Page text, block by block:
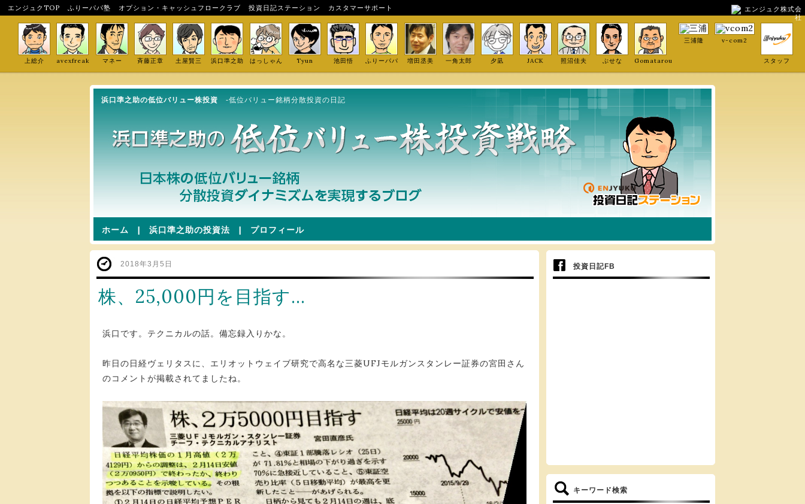
エンジュクTOP ふりーパパ塾 オプション・キャッシュフロークラブ 投資日記ステーション カスタマーサポート
エンジュク株式会
社
上総介 avexfreak マネー 斉藤正章 土屋賢三 浜口準之助 はっしゃん Tyun 池田悟 ふりーパパ 増田丞美 一角太郎 夕凪 JACK 照沼佳夫 ぶせな Gomatarou
三浦隆 v-com2
スタッフ
浜口準之助の低位バリュー株投資 -低位バリュー銘柄分散投資の日記
ホーム | 浜口準之助の投資法 | プロフィール
2018年3月5日
株、25,000円を目指す…
浜口です。テクニカルの話。備忘録入りかな。
昨日の日経ヴェリタスに、エリオットウェイブ研究で高名な三菱UFJモルガンスタンレー証券の宮田さん
のコメントが掲載されてましたね。
投資日記FB
キーワード検索